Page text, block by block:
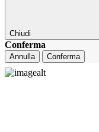
Chiudi
Conferma
Annulla Conferma